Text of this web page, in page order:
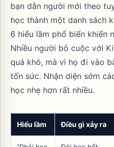
bạn dẫn người mới theo
học thành một danh sách
6 hiểu lầm phổ biến khiến
Nhiều người bỏ cuộc với
quá khó, mà vì họ đi vào
tốn sức. Nhận diện sớm
học nhẹ hơn rất nhiều.
Hiểu lầm Điều gì xảy ra